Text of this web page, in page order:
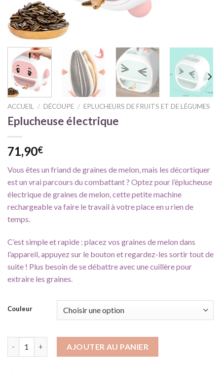
ACCUEIL / DÉCOUPE / EPLUCHEURS DE FRUITS ET DE LÉGUMES
Eplucheuse électrique
71,90€
Vous êtes un friand de graines de melon, mais les décortiquer
est un vrai parcours du combattant ? Optez pour l’éplucheuse
électrique de graines de melon, cette petite machine
rechargeable va faire le travail à votre place en u rien de
temps.
C’est simple et rapide : placez vos graines de melon dans
l’appareil, appuyez sur le bouton et regardez-les sortir tout de
suite ! Plus besoin de se débattre avec une cuillère pour
extraire les graines.
Couleur
AJOUTER AU PANIER